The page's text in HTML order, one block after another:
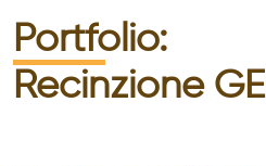
Portfolio:
Recinzione GE